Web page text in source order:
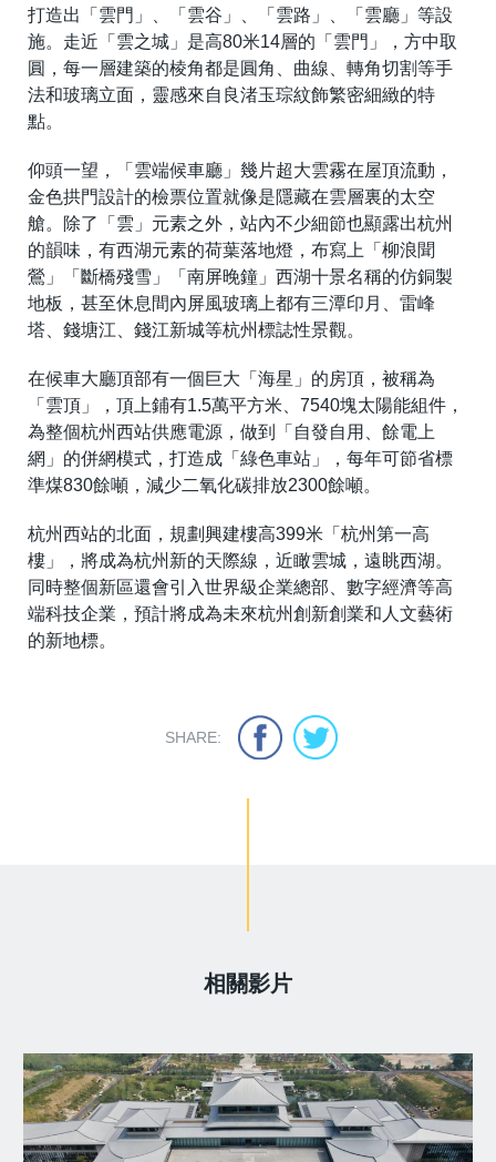
打造出「雲門」、「雲谷」、「雲路」、「雲廳」等設
施。走近「雲之城」是高80米14層的「雲門」，方中取
圓，每一層建築的棱角都是圓角、曲線、轉角切割等手
法和玻璃立面，靈感來自良渚玉琮紋飾繁密細緻的特
點。
仰頭一望，「雲端候車廳」幾片超大雲霧在屋頂流動，
金色拱門設計的檢票位置就像是隱藏在雲層裏的太空
艙。除了「雲」元素之外，站內不少細節也顯露出杭州
的韻味，有西湖元素的荷葉落地燈，布寫上「柳浪聞
鶯」「斷橋殘雪」「南屏晚鐘」西湖十景名稱的仿銅製
地板，甚至休息間內屏風玻璃上都有三潭印月、雷峰
塔、錢塘江、錢江新城等杭州標誌性景觀。
在候車大廳頂部有一個巨大「海星」的房頂，被稱為
「雲頂」，頂上鋪有1.5萬平方米、7540塊太陽能組件，
為整個杭州西站供應電源，做到「自發自用、餘電上
網」的併網模式，打造成「綠色車站」，每年可節省標
準煤830餘噸，減少二氧化碳排放2300餘噸。
杭州西站的北面，規劃興建樓高399米「杭州第一高
樓」，將成為杭州新的天際線，近瞰雲城，遠眺西湖。
同時整個新區還會引入世界級企業總部、數字經濟等高
端科技企業，預計將成為未來杭州創新創業和人文藝術
的新地標。
SHARE:
相關影片